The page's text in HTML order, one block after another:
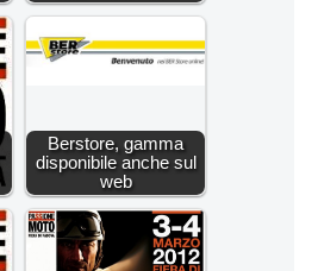
Berstore, gamma
disponibile anche sul
web